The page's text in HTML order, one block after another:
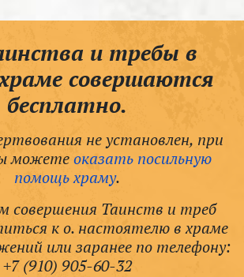
и требы в
совершаются
бесплатно.
не установлен, при
можетеоказать посильную
помощь храму.
совершения Таинств и треб
к о. настоятелю в храме
или заранее по телефону:
+7 (910) 905-60-32